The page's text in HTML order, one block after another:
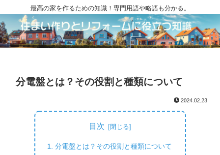
最高の家を作るための知識！専門用語や略語も分かる。
分電盤とは？その役割と種類について
2024.02.23
目次
分電盤とは？その役割と種類について